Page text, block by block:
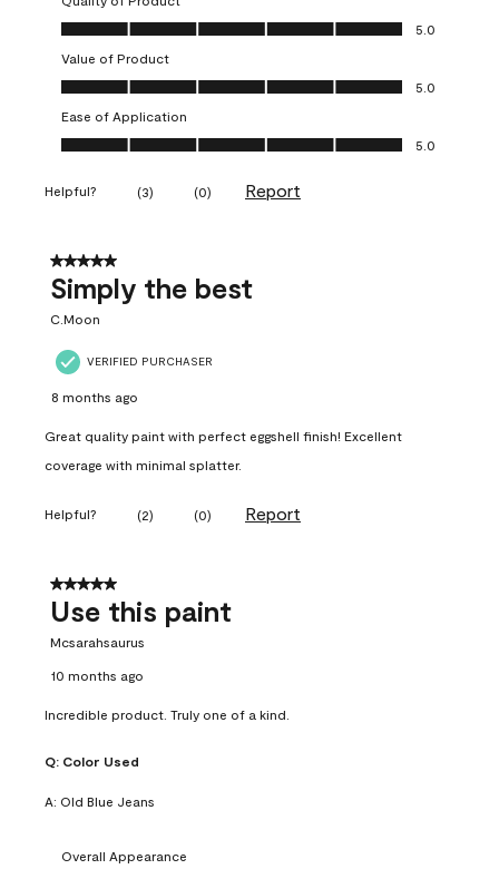
Quality of Product, 5.0 out of 5
5.0
Value of Product
Value of Product, 5.0 out of 5
5.0
Ease of Application
Ease of Application, 5.0 out of 5
5.0
Helpful? (3) (0) Report
5 out of 5 stars.
Simply the best
C.Moon
VERIFIED PURCHASER
8 months ago
Great quality paint with perfect eggshell finish! Excellent
coverage with minimal splatter.
Helpful? (2) (0) Report
5 out of 5 stars.
Use this paint
Mcsarahsaurus
10 months ago
Incredible product. Truly one of a kind.
Q: Color Used
A: Old Blue Jeans
Overall Appearance